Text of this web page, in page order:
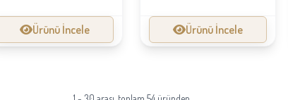
Ürünü İncele Ürünü İncele